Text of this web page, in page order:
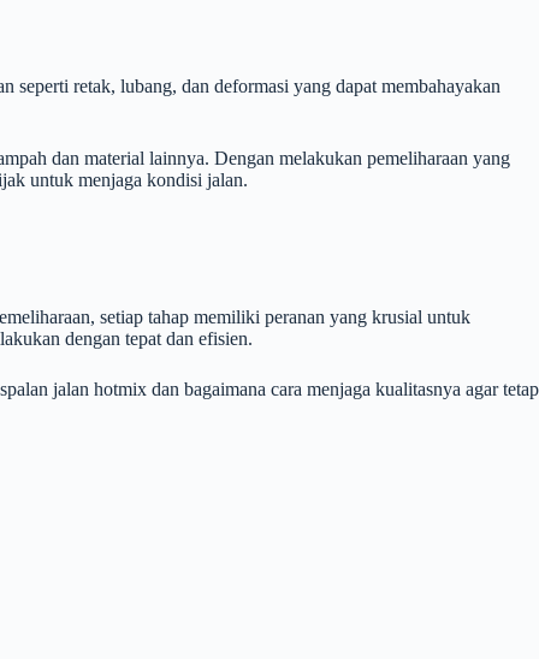
seperti retak, lubang, dan deformasi yang dapat membahayakan
dan material lainnya. Dengan melakukan pemeliharaan yang
untuk menjaga kondisi jalan.
setiap tahap memiliki peranan yang krusial untuk
dengan tepat dan efisien.
jalan hotmix dan bagaimana cara menjaga kualitasnya agar tetap